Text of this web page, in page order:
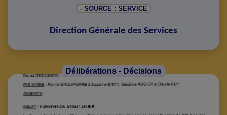
- SOURCE : SERVICE
Direction Générale des Services
Délibérations - Décisions